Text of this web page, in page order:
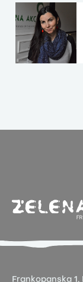
Frankopanska 1,